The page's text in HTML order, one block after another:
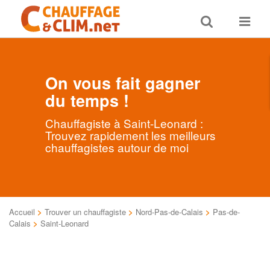
Toggle
search
Toggle
On vous fait gagner
du temps !
Chauffagiste à Saint-Leonard :
Trouvez rapidement les meilleurs
chauffagistes autour de moi
Accueil > Trouver un chauffagiste > Nord-Pas-de-Calais > Pas-de-
Calais > Saint-Leonard